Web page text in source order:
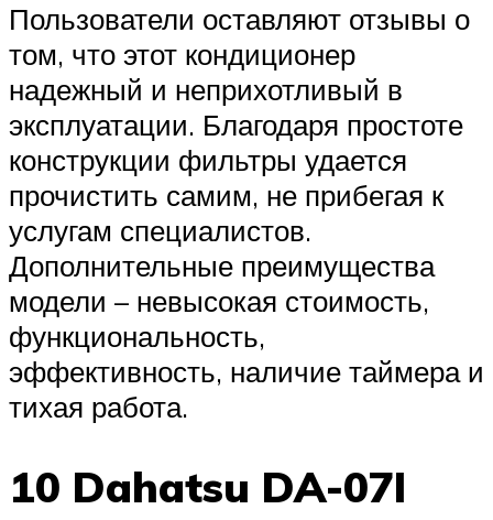
Пользователи оставляют отзывы о
том, что этот кондиционер
надежный и неприхотливый в
эксплуатации. Благодаря простоте
конструкции фильтры удается
прочистить самим, не прибегая к
услугам специалистов.
Дополнительные преимущества
модели – невысокая стоимость,
функциональность,
эффективность, наличие таймера и
тихая работа.
10 Dahatsu DA-07I